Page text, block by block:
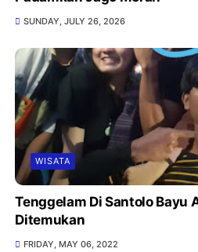
SUNDAY, JULY 26, 2026
WISATA
Tenggelam Di Santolo Bayu Aditya Belum
Ditemukan
FRIDAY, MAY 06, 2022